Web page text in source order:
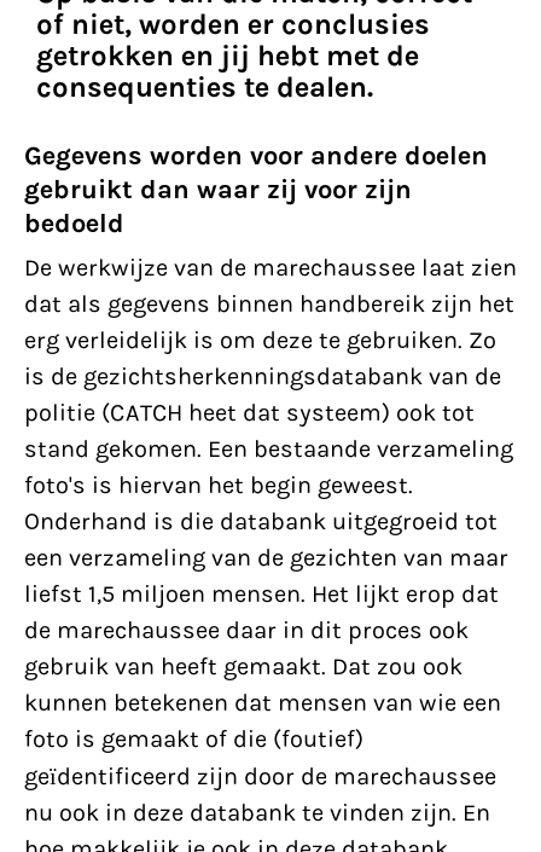
of niet, worden er conclusies
getrokken en jij hebt met de
consequenties te dealen.
Gegevens worden voor andere doelen
gebruikt dan waar zij voor zijn
bedoeld
De werkwijze van de marechaussee laat zien
dat als gegevens binnen handbereik zijn het
erg verleidelijk is om deze te gebruiken. Zo
is de gezichtsherkenningsdatabank van de
politie (CATCH heet dat systeem) ook tot
stand gekomen. Een bestaande verzameling
foto's is hiervan het begin geweest.
Onderhand is die databank uitgegroeid tot
een verzameling van de gezichten van maar
liefst 1,5 miljoen mensen. Het lijkt erop dat
de marechaussee daar in dit proces ook
gebruik van heeft gemaakt. Dat zou ook
kunnen betekenen dat mensen van wie een
foto is gemaakt of die (foutief)
geїdentificeerd zijn door de marechaussee
nu ook in deze databank te vinden zijn. En